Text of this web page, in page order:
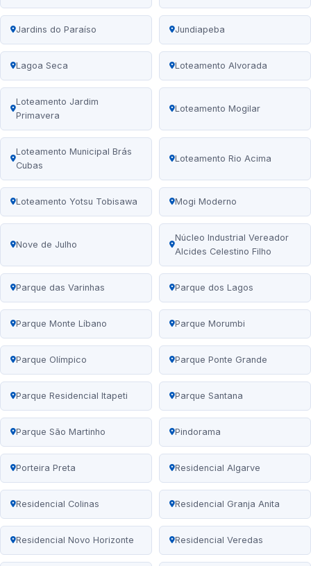
Jardins do Paraíso Jundiapeba
Lagoa Seca Loteamento Alvorada
Loteamento Jardim
Primavera
Loteamento Mogilar
Loteamento Municipal Brás
Cubas
Loteamento Rio Acima
Loteamento Yotsu Tobisawa Mogi Moderno
Nove de Julho
Núcleo Industrial Vereador
Alcides Celestino Filho
Parque das Varinhas Parque dos Lagos
Parque Monte Líbano Parque Morumbi
Parque Olímpico Parque Ponte Grande
Parque Residencial Itapeti Parque Santana
Parque São Martinho Pindorama
Porteira Preta Residencial Algarve
Residencial Colinas Residencial Granja Anita
Residencial Novo Horizonte Residencial Veredas